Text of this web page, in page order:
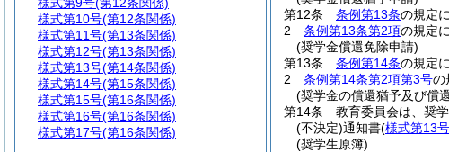
第12条
条例第13条の規定
2
条例第13条第2項の規定
(奨学金償還免除申請)
第13条
条例第14条の規定
2
条例第14条第2項第3号の
(奨学金の償還猶予及び償
第14条
教育委員会は、奨
(不決定)通知書(様式第13号
(奨学生原簿)
様式第10号(第12条関係)
様式第11号(第13条関係)
様式第12号(第13条関係)
様式第13号(第14条関係)
様式第14号(第15条関係)
様式第15号(第16条関係)
様式第16号(第16条関係)
様式第17号(第16条関係)